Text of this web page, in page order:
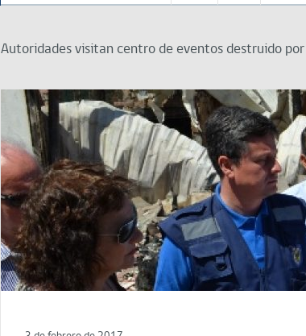
Autoridades visitan centro de eventos destruido